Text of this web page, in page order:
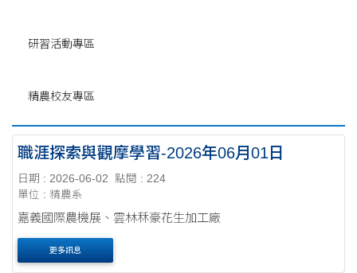
研習活動專區
精農校友專區
職涯探索與觀摩學習-2026年06月01日
日期 : 2026-06-02
點閱 : 224
單位 : 精農系
嘉義國際農機展、雲林秝豪花生加工廠
更多訊息